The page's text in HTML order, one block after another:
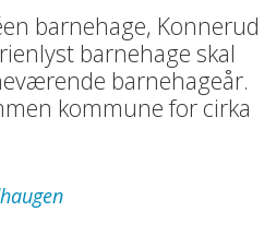
barnehage, Konnerud
barnehage skal
barnehageår.
kommune for cirka